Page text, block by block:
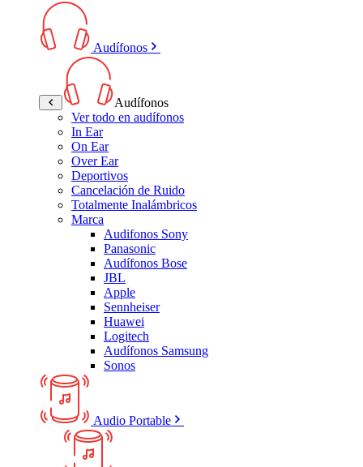
Audífonos
Audífonos
Ver todo en audífonos
In Ear
On Ear
Over Ear
Deportivos
Cancelación de Ruido
Totalmente Inalámbricos
Marca
Audifonos Sony
Panasonic
Audífonos Bose
JBL
Apple
Sennheiser
Huawei
Logitech
Audífonos Samsung
Sonos
Audio Portable